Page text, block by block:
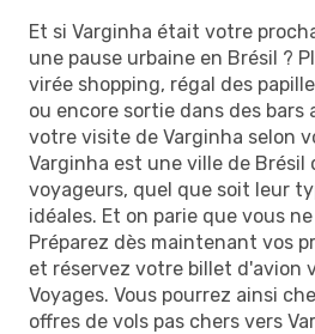
Et si Varginha était votre
une pause urbaine en Brésil ?
virée shopping, régal des
ou encore sortie dans des bars
votre visite de Varginha selon
Varginha est une ville de Brésil
voyageurs, quel que soit leur
idéales. Et on parie que vous
Préparez dès maintenant vos
et réservez votre billet d'avion
Voyages. Vous pourrez ainsi
offres de vols pas chers vers